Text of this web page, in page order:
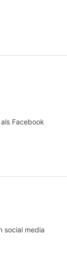
Facebook
social media